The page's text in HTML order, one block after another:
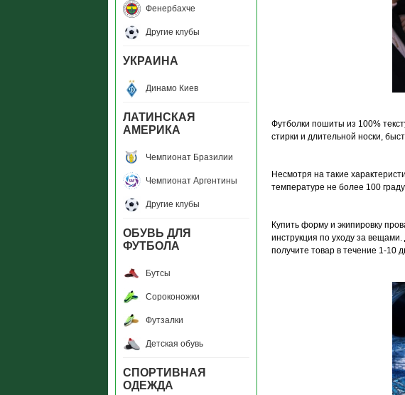
Фенербахче
Другие клубы
УКРАИНА
Динамо Киев
ЛАТИНСКАЯ
АМЕРИКА
Чемпионат Бразилии
Чемпионат Аргентины
Другие клубы
ОБУВЬ ДЛЯ
ФУТБОЛА
Бутсы
Сороконожки
Футзалки
Детская обувь
СПОРТИВНАЯ
ОДЕЖДА
Футболки пошиты из 100%
стирки и длительной носки,
Несмотря на такие
температуре не более 100
Купить форму и экипировку
инструкция по уходу за
получите товар в течение 1-10